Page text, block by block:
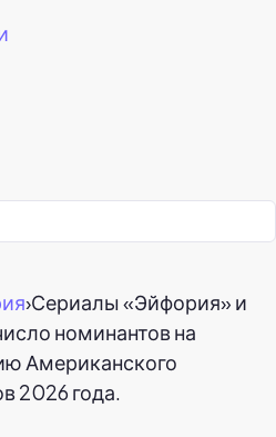
›Сериалы «Эйфория» и
номинантов на
Американского
2026 года.